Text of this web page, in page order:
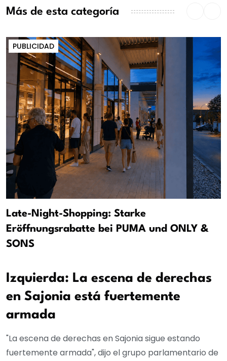
Más de esta categoría
PUBLICIDAD
Late-Night-Shopping: Starke
Eröffnungsrabatte bei PUMA und ONLY &
SONS
Izquierda: La escena de derechas
en Sajonia está fuertemente
armada
"La escena de derechas en Sajonia sigue estando
fuertemente armada", dijo el grupo parlamentario de